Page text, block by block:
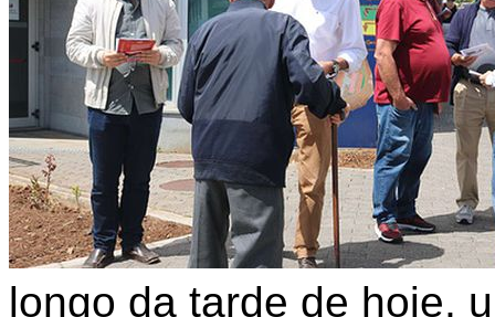
longo da tarde de hoje,